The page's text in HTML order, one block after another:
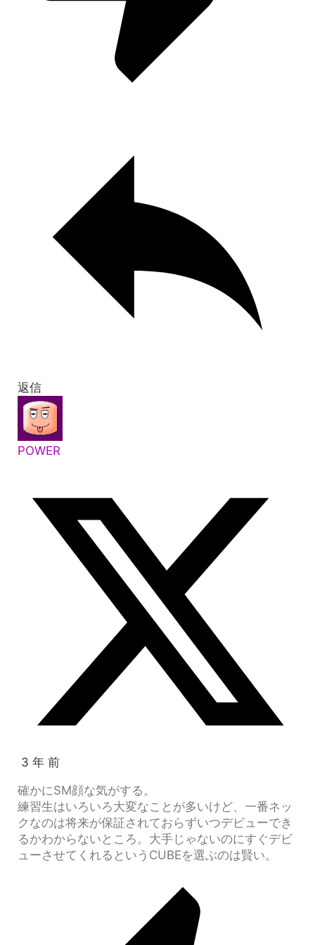
返信
POWER
3 年 前
確かにSM顔な気がする。
練習生はいろいろ大変なことが多いけど、一番ネッ
クなのは将来が保証されておらずいつデビューでき
るかわからないところ。大手じゃないのにすぐデビ
ューさせてくれるというCUBEを選ぶのは賢い。